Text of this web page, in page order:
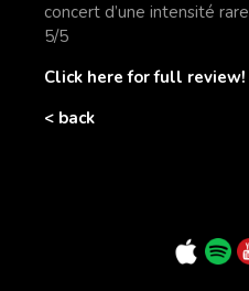
concert d’une intensité
5/5
Click here for full review!
< back